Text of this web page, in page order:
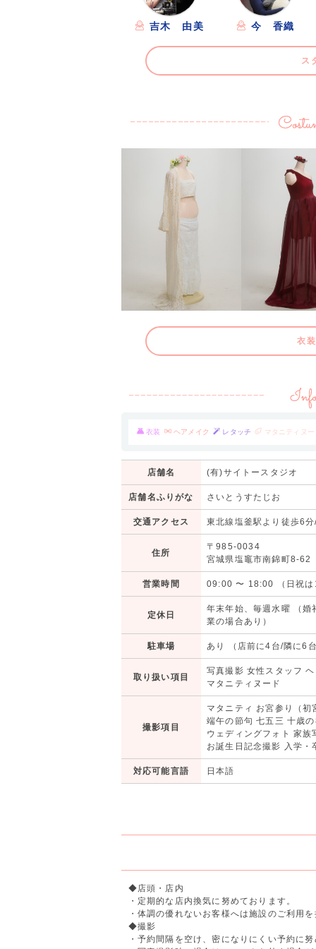
吉木 由美 今 香織
ス
衣
衣装 ヘアメイク レタッチ マタニティヌー
店舗名 (有)サイトースタジオ
店舗名ふりがな さいとうすたじお
交通アクセス 東北線塩釜駅より徒歩6
住所
〒985-0034
宮城県塩竈市南錦町8-62
営業時間 09:00 〜 18:00 （日祝
定休日
年末年始、毎週水曜 （婚
業の場合あり）
駐車場 あり （店前に4台/隣に6
取り扱い項目
写真撮影 女性スタッフ
マタニティヌード
撮影項目
マタニティ お宮参り（
端午の節句 七五三 十歳
ウェディングフォト 家
お誕生日記念撮影 入学・
対応可能言語 日本語
◆店頭・店内
・定期的な店内換気に努めております。
・体調の優れないお客様へは施設のご利用
◆撮影
・予約間隔を空け、密になりにくい予約に